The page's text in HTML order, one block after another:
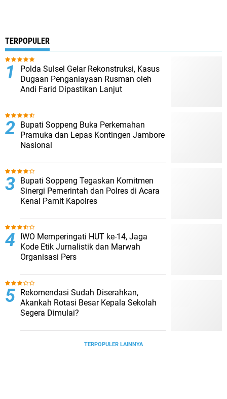
TERPOPULER
Polda Sulsel Gelar Rekonstruksi, Kasus
Dugaan Penganiayaan Rusman oleh
Andi Farid Dipastikan Lanjut
Bupati Soppeng Buka Perkemahan
Pramuka dan Lepas Kontingen Jambore
Nasional
Bupati Soppeng Tegaskan Komitmen
Sinergi Pemerintah dan Polres di Acara
Kenal Pamit Kapolres
IWO Memperingati HUT ke-14, Jaga
Kode Etik Jurnalistik dan Marwah
Organisasi Pers
Rekomendasi Sudah Diserahkan,
Akankah Rotasi Besar Kepala Sekolah
Segera Dimulai?
TERPOPULER LAINNYA